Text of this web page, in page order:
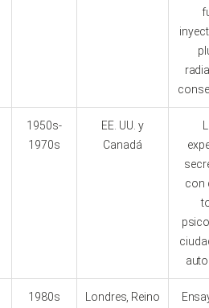
1950s-
1970s
EE. UU. y
Canadá
con
1980s
Londres, Reino